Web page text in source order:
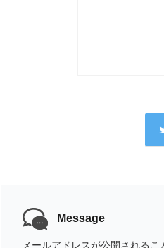
Message
メールアドレスが公開されるこ